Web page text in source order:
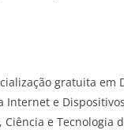
gratuita em
e
e Tecnologia